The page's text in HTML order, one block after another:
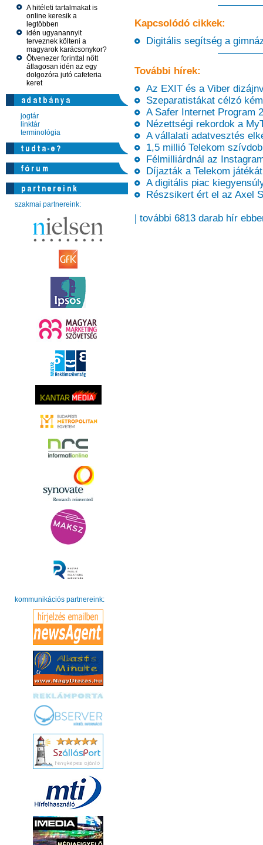
A hitéleti tartalmakat is
online keresik a
legtöbben
idén ugyanannyit
terveznek költeni a
magyarok karácsonykor?
Ötvenezer forinttal nőtt
átlagosan idén az egy
dolgozóra jutó cafeteria
keret
jogtár
linktár
terminológia
szakmai partnereink:
kommunikációs partnereink:
Kapcsolódó cikkek:
Digitális segítség a
További hírek:
Az EXIT és a Viber
Szeparatistákat célzó
A Safer Internet Program
Nézettségi rekordok a
A vállalati adatvesztés
1,5 millió Telekom
Félmilliárdnál az
Díjazták a Telekom játékát
A digitális piac
Részsikert ért el az Axel
| további 6813 darab hír